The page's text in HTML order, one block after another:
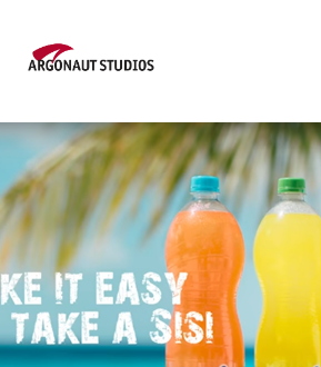
SISI-Rider met Churandy Martina